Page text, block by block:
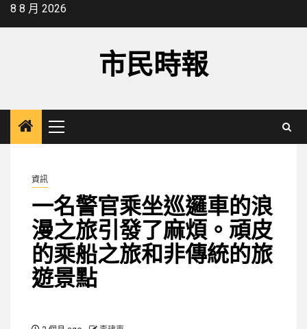
Skip8 8 月 2026
市民時報
Primary
Menu
資訊
一名警官乘坐巡邏車的浪
漫之旅引發了麻煩。頑皮
的乘船之旅和非傳統的旅
遊景點